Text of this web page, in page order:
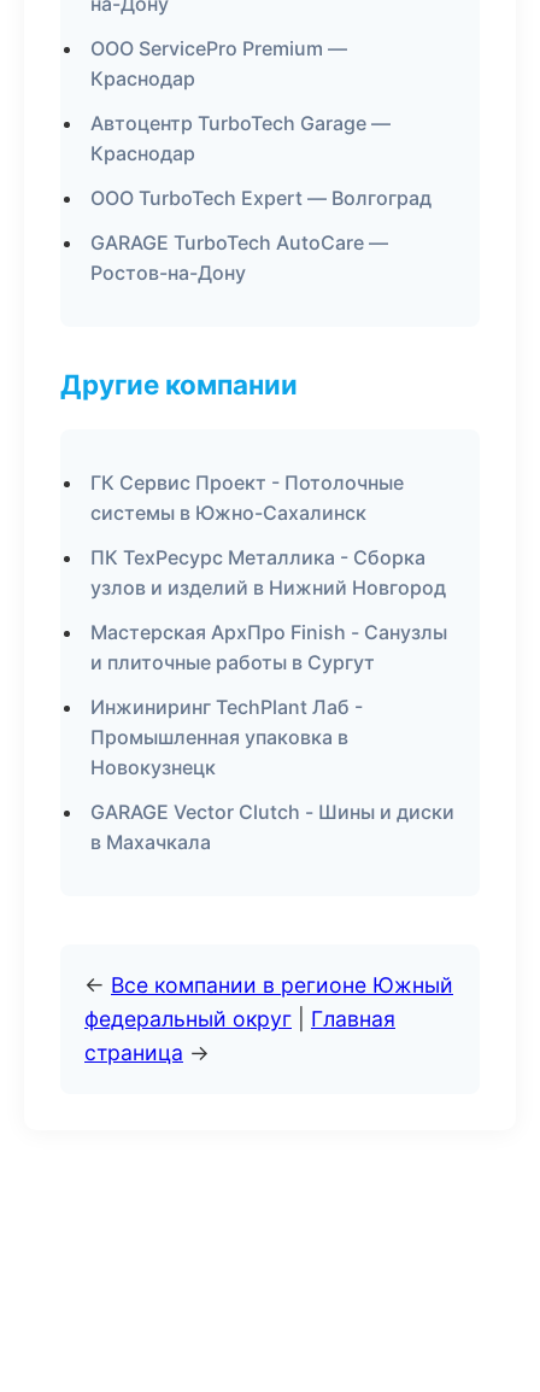
ООО ServicePro Premium —
Краснодар
Автоцентр TurboTech Garage —
Краснодар
ООО TurboTech Expert — Волгоград
GARAGE TurboTech AutoCare —
Ростов-на-Дону
Другие компании
ГК Сервис Проект - Потолочные
системы в Южно-Сахалинск
ПК ТехРесурс Металлика - Сборка
узлов и изделий в Нижний Новгород
Мастерская АрхПро Finish - Санузлы
и плиточные работы в Сургут
Инжиниринг TechPlant Лаб -
Промышленная упаковка в
Новокузнецк
GARAGE Vector Clutch - Шины и диски
в Махачкала
← Все компании в регионе Южный
федеральный округ
Главная
страница →